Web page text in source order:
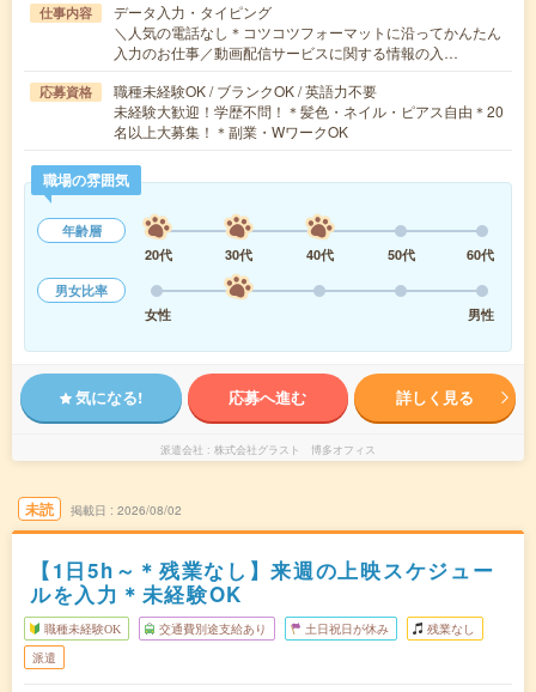
仕事内容
データ入力・タイピング
＼人気の電話なし＊コツコツフォーマットに沿ってかんたん
入力のお仕事／動画配信サービスに関する情報の入…
応募資格
職種未経験OK / ブランクOK / 英語力不要
未経験大歓迎！学歴不問！＊髪色・ネイル・ピアス自由＊20
名以上大募集！＊副業・WワークOK
職場の雰囲気
年齢層
20代
30代 40代 50代
60代
男女比率
女性
男性
気になる! 応募へ進む 詳しく見る
派遣会社 株式会社グラスト 博多オフィス
未読 掲載日 2026/08/02
【1日5h～＊残業なし】来週の上映スケジュー
ルを入力＊未経験OK
職種未経験OK 交通費別途支給あり 土日祝日が休み 残業なし
派遣